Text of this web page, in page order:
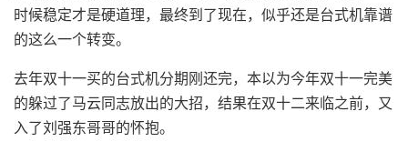
时候稳定才是硬道理，最终到了现在，似乎还是台式机靠谱
的这么一个转变。
去年双十一买的台式机分期刚还完，本以为今年双十一完美
的躲过了马云同志放出的大招，结果在双十二来临之前，又
入了刘强东哥哥的怀抱。